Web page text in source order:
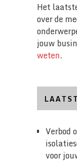
Het
over de
jouw
weten.
Verbod
voor